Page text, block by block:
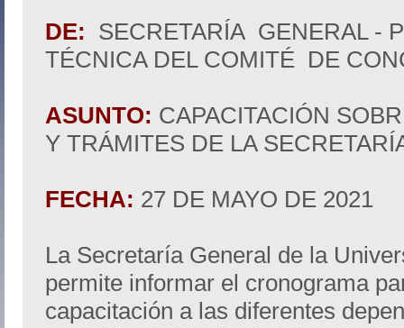
DE: SECRETARÍA GENERAL -
TÉCNICA DEL COMITÉ DE
ASUNTO: CAPACITACIÓN
Y TRÁMITES DE LA
FECHA: 27 DE MAYO DE 2021
La Secretaría General de la
permite informar el cronograma
capacitación a las diferentes